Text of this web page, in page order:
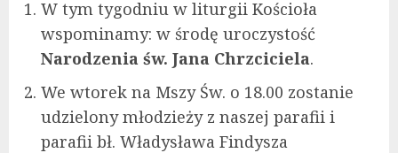
W tym tygodniu w liturgii Kościoła
wspominamy: w środę uroczystość
Narodzenia św. Jana Chrzciciela.
We wtorek na Mszy Św. o 18.00 zostanie
udzielony młodzieży z naszej parafii i
parafii bł. Władysława Findysza